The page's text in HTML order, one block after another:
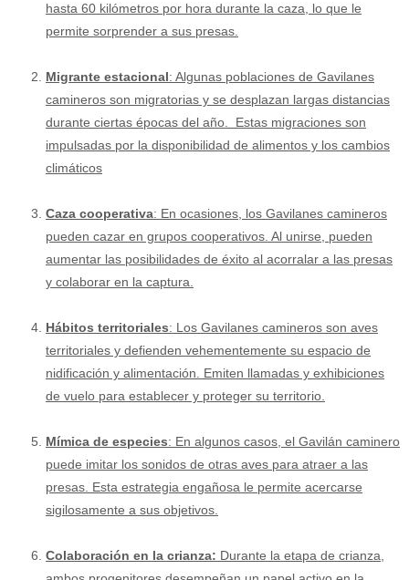
hasta 60 kilómetros por hora durante la caza, lo que le
permite sorprender a sus presas.
Migrante estacional: Algunas poblaciones de Gavilanes
camineros son migratorias y se desplazan largas distancias
durante ciertas épocas del año. Estas migraciones son
impulsadas por la disponibilidad de alimentos y los cambios
climáticos
Caza cooperativa: En ocasiones, los Gavilanes camineros
pueden cazar en grupos cooperativos. Al unirse, pueden
aumentar las posibilidades de éxito al acorralar a las presas
y colaborar en la captura.
Hábitos territoriales: Los Gavilanes camineros son aves
territoriales y defienden vehementemente su espacio de
nidificación y alimentación. Emiten llamadas y exhibiciones
de vuelo para establecer y proteger su territorio.
Mímica de especies: En algunos casos, el Gavilán caminero
puede imitar los sonidos de otras aves para atraer a las
presas. Esta estrategia engañosa le permite acercarse
sigilosamente a sus objetivos.
Colaboración en la crianza: Durante la etapa de crianza,